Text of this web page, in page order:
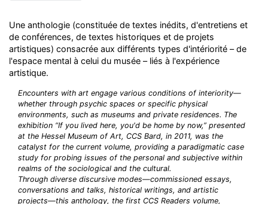
Une anthologie (constituée de textes inédits, d'entretiens et
de conférences, de textes historiques et de projets
artistiques) consacrée aux différents types d'intériorité – de
l'espace mental à celui du musée – liés à l'expérience
artistique.
Encounters with art engage various conditions of interiority—
whether through psychic spaces or specific physical
environments, such as museums and private residences. The
exhibition “If you lived here, you'd be home by now,” presented
at the Hessel Museum of Art, CCS Bard, in 2011, was the
catalyst for the current volume, providing a paradigmatic case
study for probing issues of the personal and subjective within
realms of the sociological and the cultural.
Through diverse discursive modes—commissioned essays,
conversations and talks, historical writings, and artistic
projects—this anthology, the first CCS Readers volume,